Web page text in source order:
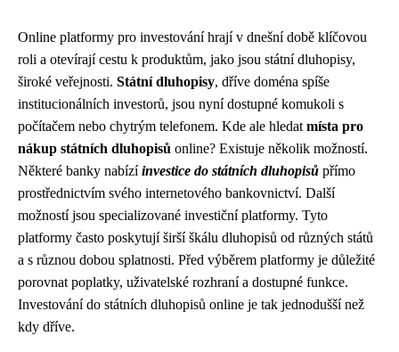
Online platformy pro investování hrají v dnešní době klíčovou
roli a otevírají cestu k produktům, jako jsou státní dluhopisy,
široké veřejnosti. Státní dluhopisy, dříve doména spíše
institucionálních investorů, jsou nyní dostupné komukoli s
počítačem nebo chytrým telefonem. Kde ale hledat místa pro
nákup státních dluhopisů online? Existuje několik možností.
Některé banky nabízíinvestice do státních dluhopisů přímo
prostřednictvím svého internetového bankovnictví. Další
možností jsou specializované investiční platformy. Tyto
platformy často poskytují širší škálu dluhopisů od různých států
a s různou dobou splatnosti. Před výběrem platformy je důležité
porovnat poplatky, uživatelské rozhraní a dostupné funkce.
Investování do státních dluhopisů online je tak jednodušší než
kdy dříve.